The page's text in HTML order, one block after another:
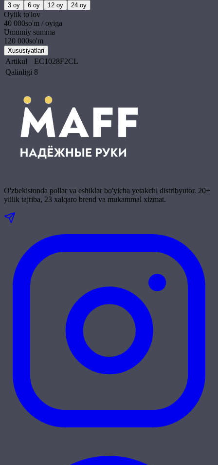
3 oy 6 oy 12 oy 24 oy
Oylik to'lov
40 000so'm / oyiga
Umumiy summa
120 000so'm
Xususiyatlari
Artikul
EC1028F2CL
Qalinligi 8
O'zbekistonda pollar va eshiklar bo'yicha yetakchi distribyutor. 20+
yillik tajriba, 23 xalqaro brend va mukammal xizmat.